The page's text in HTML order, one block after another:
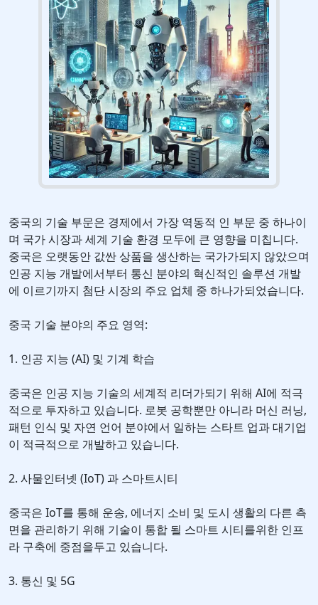
중국의 기술 부문은 경제에서 가장 역동적 인 부문 중 하나이
며 국가 시장과 세계 기술 환경 모두에 큰 영향을 미칩니다.
중국은 오랫동안 값싼 상품을 생산하는 국가가되지 않았으며
인공 지능 개발에서부터 통신 분야의 혁신적인 솔루션 개발
에 이르기까지 첨단 시장의 주요 업체 중 하나가되었습니다.
중국 기술 분야의 주요 영역:
1. 인공 지능 (AI) 및 기계 학습
중국은 인공 지능 기술의 세계적 리더가되기 위해 AI에 적극
적으로 투자하고 있습니다. 로봇 공학뿐만 아니라 머신 러닝,
패턴 인식 및 자연 언어 분야에서 일하는 스타트 업과 대기업
이 적극적으로 개발하고 있습니다.
2. 사물인터넷 (IoT) 과 스마트시티
중국은 IoT를 통해 운송, 에너지 소비 및 도시 생활의 다른 측
면을 관리하기 위해 기술이 통합 될 스마트 시티를위한 인프
라 구축에 중점을두고 있습니다.
3. 통신 및 5G